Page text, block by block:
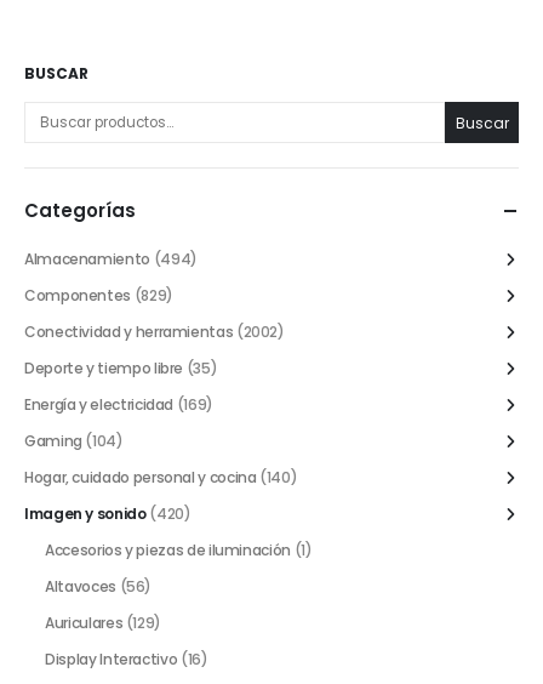
BUSCAR
Buscar
Categorías
Almacenamiento (494)
Componentes (829)
Conectividad y herramientas (2002)
Deporte y tiempo libre (35)
Energía y electricidad (169)
Gaming (104)
Hogar, cuidado personal y cocina (140)
Imagen y sonido(420)
Accesorios y piezas de iluminación (1)
Altavoces (56)
Auriculares (129)
Display Interactivo (16)